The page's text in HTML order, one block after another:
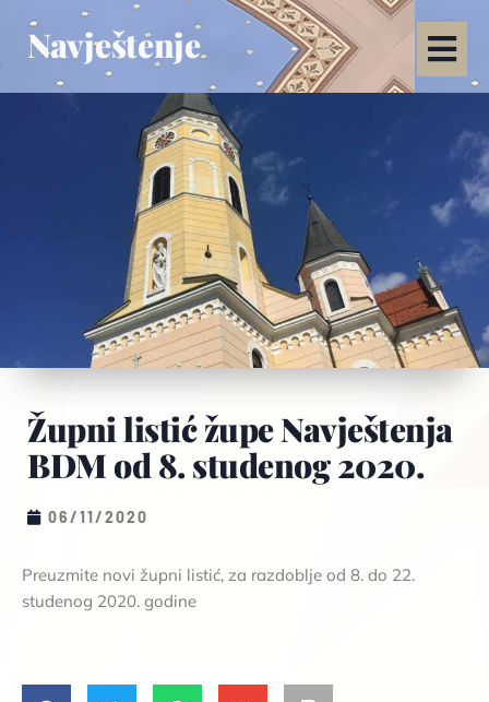
Navještenje
Župni listić župe Navještenja
BDM od 8. studenog 2020.
06/11/2020
Preuzmite novi župni listić, za razdoblje od 8. do 22.
studenog 2020. godine